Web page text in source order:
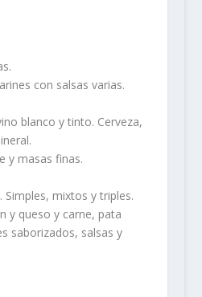
con salsas varias.
blanco y tinto. Cerveza,
y masas finas.
Simples, mixtos y triples.
y queso y carne, pata
saborizados, salsas y